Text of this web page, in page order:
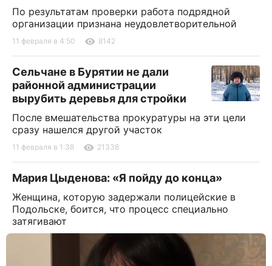
По результатам проверки работа подрядной
организации признана неудовлетворительной
11 февраля в 4:50 8142
Сельчане в Бурятии не дали
районной администрации
вырубить деревья для стройки
После вмешательства прокуратуры на эти цели
сразу нашелся другой участок
11 февраля в 1:38 21338
Мария Цыденова: «Я пойду до конца»
Женщина, которую задержали полицейские в
Подольске, боится, что процесс специально
затягивают